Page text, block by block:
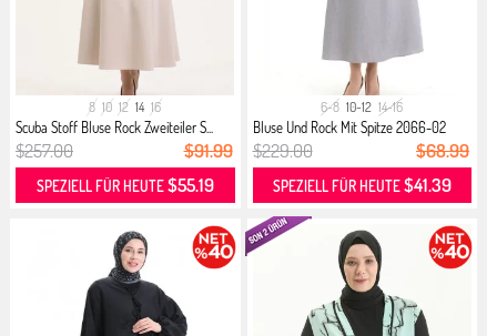
8 10 12 14 16
Scuba Stoff Bluse Rock Zweiteiler S...
$257.00 $91.99
SPEZIELL FÜR HEUTE$55.19
6-8 10-12 14-16
Bluse Und Rock Mit Spitze 2066-02
Grau
$229.00 $68.99
SPEZIELL FÜR HEUTE$41.39